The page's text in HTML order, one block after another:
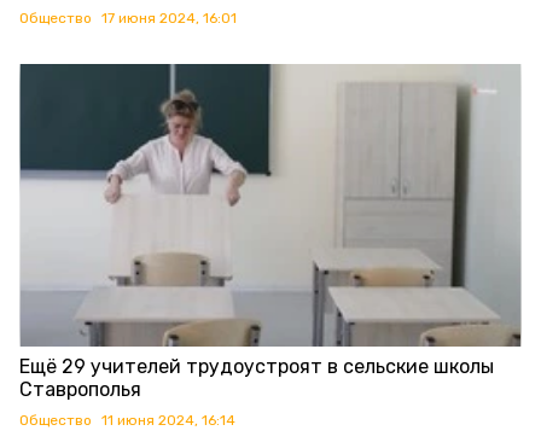
Общество 17 июня 2024, 16:01
Ещё 29 учителей трудоустроят в сельские школы
Ставрополья
Общество 11 июня 2024, 16:14